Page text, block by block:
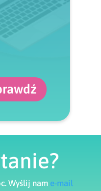
Wyślij nam e-mail